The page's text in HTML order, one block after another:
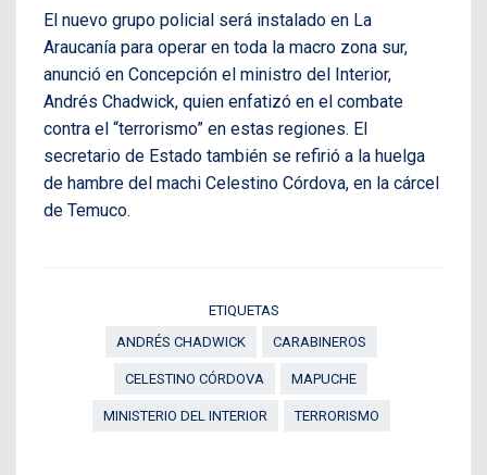
El nuevo grupo policial será instalado en La
Araucanía para operar en toda la macro zona sur,
anunció en Concepción el ministro del Interior,
Andrés Chadwick, quien enfatizó en el combate
contra el “terrorismo” en estas regiones. El
secretario de Estado también se refirió a la huelga
de hambre del machi Celestino Córdova, en la cárcel
de Temuco.
ETIQUETAS
ANDRÉS CHADWICK
CARABINEROS
CELESTINO CÓRDOVA MAPUCHE
MINISTERIO DEL INTERIOR TERRORISMO